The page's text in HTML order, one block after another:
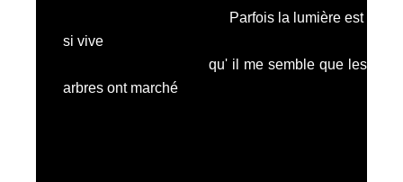
Parfois la lumière est
si vive
qu' il me semble que les
arbres ont marché